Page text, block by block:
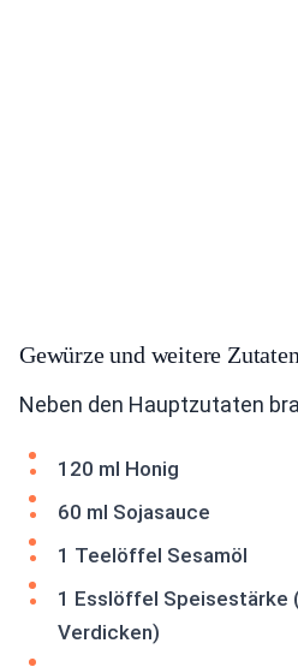
Gewürze und weitere Zutaten
Neben den Hauptzutaten
120 ml Honig
60 ml Sojasauce
1 Teelöffel Sesamöl
1 Esslöffel Speisestärke
Verdicken)